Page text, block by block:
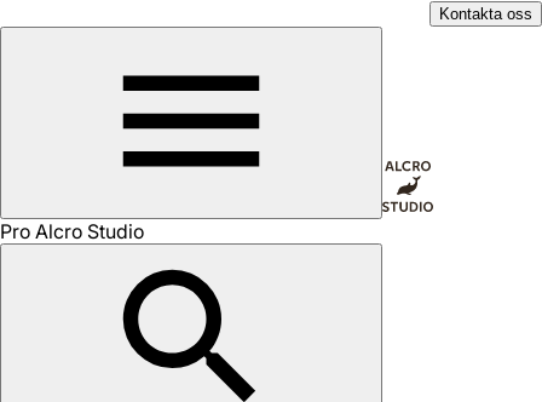
Kontakta oss
Pro Alcro Studio